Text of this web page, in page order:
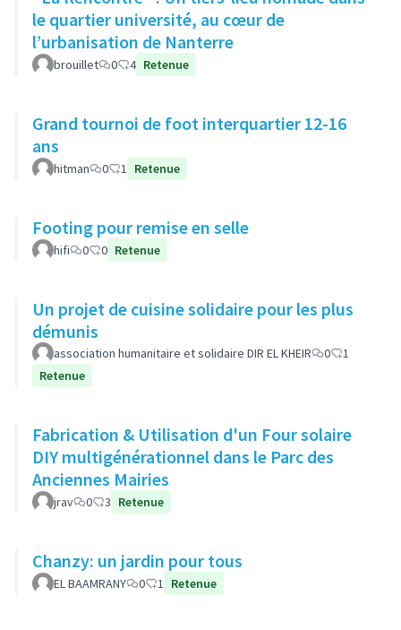
le quartier université, au cœur de
l’urbanisation de Nanterre
brouillet 0 4 Retenue
Grand tournoi de foot interquartier 12-16
ans
hitman 0 1 Retenue
Footing pour remise en selle
hifi 0 0 Retenue
Un projet de cuisine solidaire pour les plus
démunis
association humanitaire et solidaire DIR EL KHEIR 0
1
Retenue
Fabrication & Utilisation d'un Four solaire
DIY multigénérationnel dans le Parc des
Anciennes Mairies
jrav 0 3 Retenue
Chanzy: un jardin pour tous
EL BAAMRANY 0 1 Retenue